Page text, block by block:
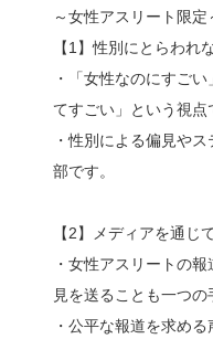
～女性アスリート限定
【1】性別にとらわれ
・「女性なのにすご
てすごい」という視点
・性別による偏見や
部です。
【2】メディアを通じ
・女性アスリートの
見を送ることも一つの
・公平な報道を求め